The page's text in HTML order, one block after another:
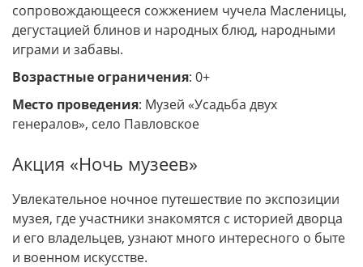
сопровождающееся сожжением чучела Масленицы,
дегустацией блинов и народных блюд, народными
играми и забавы.
Возрастные ограничения: 0+
Место проведения: Музей «Усадьба двух
генералов», село Павловское
Акция «Ночь музеев»
Увлекательное ночное путешествие по экспозиции
музея, где участники знакомятся с историей дворца
и его владельцев, узнают много интересного о быте
и военном искусстве.